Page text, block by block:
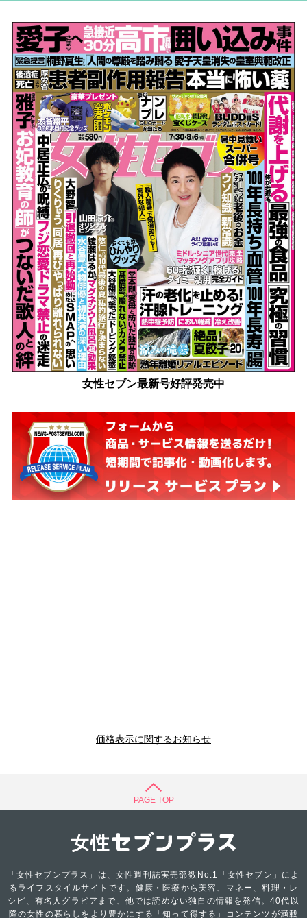
女性セブン最新号好評発売中
価格表示に関するお知らせ
PAGE TOP
「女性セブンプラス」は、女性週刊誌実売部数No.1「女性セブン」によ
るライフスタイルサイトです。健康・医療から美容、マネー、料理・レ
シピ、有名人グラビアまで、他では読めない独自の情報を発信。40代以
降の女性の暮らしをより豊かにする「知って得する」コンテンツが満載